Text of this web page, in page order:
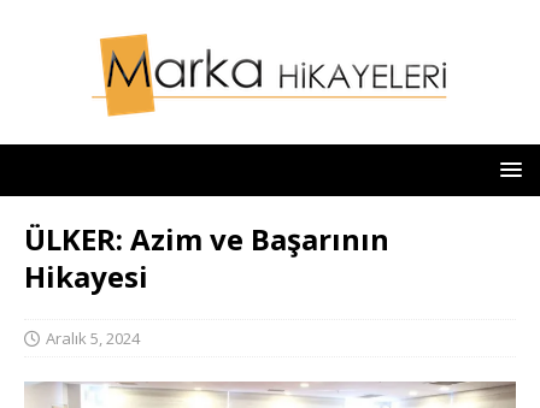
ÜLKER: Azim ve Başarının
Hikayesi
Aralık 5, 2024